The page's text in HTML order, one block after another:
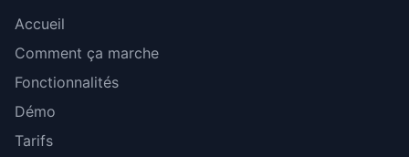
Accueil
Comment ça marche
Fonctionnalités
Démo
Tarifs